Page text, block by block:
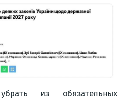
из обязательных